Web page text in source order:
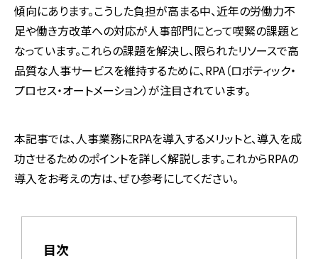
傾向にあります。こうした負担が高まる中、近年の労働力不
足や働き方改革への対応が人事部門にとって喫緊の課題と
なっています。これらの課題を解決し、限られたリソースで高
品質な人事サービスを維持するために、RPA（ロボティック・
プロセス・オートメーション）が注目されています。
本記事では、人事業務にRPAを導入するメリットと、導入を成
功させるためのポイントを詳しく解説します。これからRPAの
導入をお考えの方は、ぜひ参考にしてください。
目次